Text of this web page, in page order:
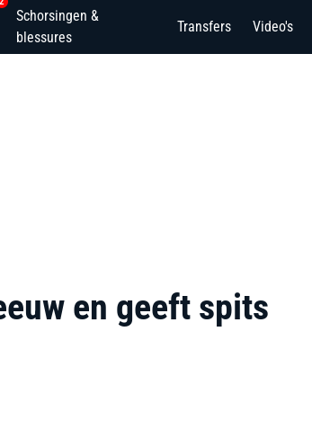
Schorsingen &
blessures
Transfers Video's
en geeft spits